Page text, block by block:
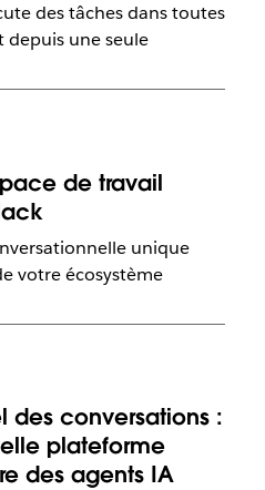
des tâches dans toutes
depuis une seule
de travail
unique
votre écosystème
des conversations :
plateforme
des agents IA